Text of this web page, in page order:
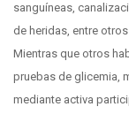
sanguíneas,
de heridas, entre
Mientras que otros
pruebas de glicemia,
mediante activa